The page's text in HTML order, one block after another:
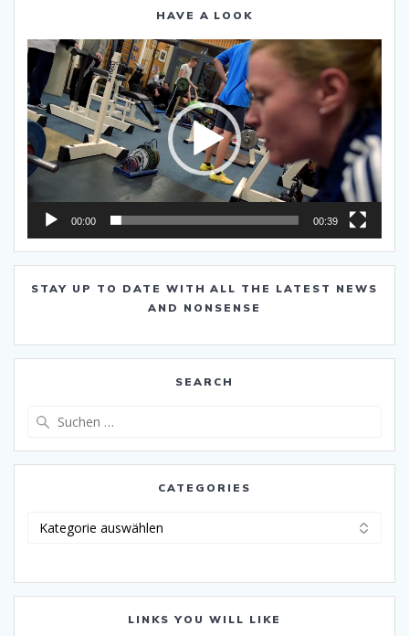
HAVE A LOOK
Video-
Player
00:00 00:39
STAY UP TO DATE WITH ALL THE LATEST NEWS
AND NONSENSE
SEARCH
CATEGORIES
LINKS YOU WILL LIKE